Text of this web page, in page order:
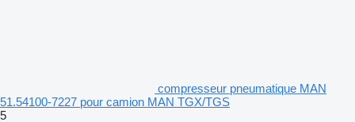
compresseur pneumatique MAN
51.54100-7227 pour camion MAN TGX/TGS
5